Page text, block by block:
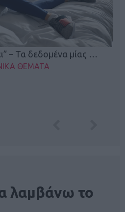
– Τα δεδομένα μίας …
ΘΕΜΑΤΑ
λαμβάνω το